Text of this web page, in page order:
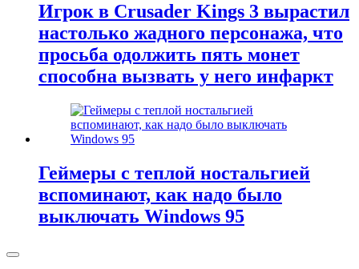
Игрок в Crusader Kings 3 вырастил
настолько жадного персонажа, что
просьба одолжить пять монет
способна вызвать у него инфаркт
Геймеры с теплой ностальгией
вспоминают, как надо было
выключать Windows 95